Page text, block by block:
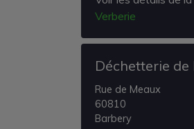
Verberie
Déchetterie
Rue de Meaux
60810
Barbery